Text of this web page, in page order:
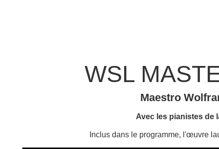
WSL
Maestro
Avec les pianistes de
Inclus dans le programme, l'œuvre